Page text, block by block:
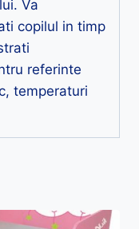
Va
copilul in timp
referinte
temperaturi